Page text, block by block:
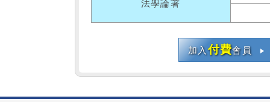
法學論著
加入付費會員